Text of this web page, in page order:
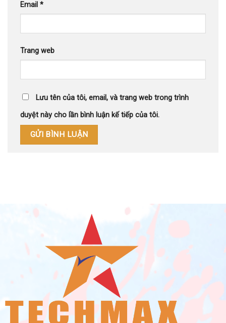
Email *
Trang web
Lưu tên của tôi, email, và trang web trong trình
duyệt này cho lần bình luận kế tiếp của tôi.